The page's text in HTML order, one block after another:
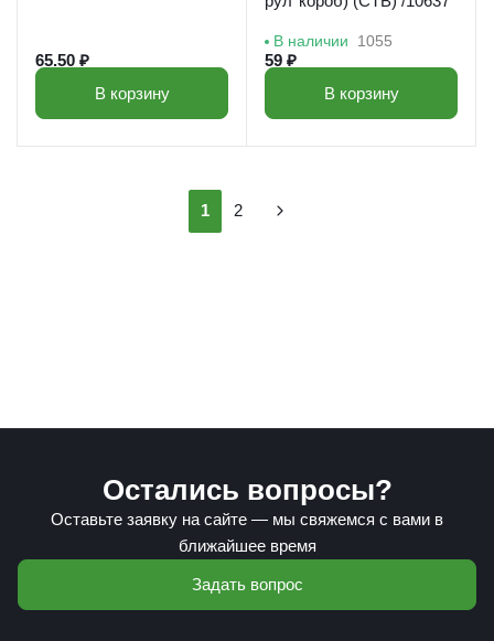
65.50 ₽
В корзину
В наличии 1055
59 ₽
В корзину
1 2
Остались вопросы?
Оставьте заявку на сайте — мы свяжемся с вами в
ближайшее время
Задать вопрос